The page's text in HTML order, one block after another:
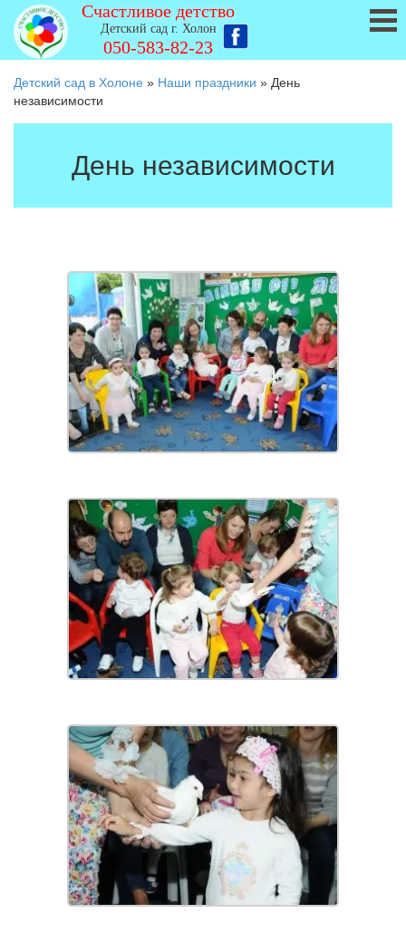
Счастливое детство
Детский сад г. Холон
050-583-82-23
Детский сад в Холоне » Наши праздники » День
независимости
День независимости